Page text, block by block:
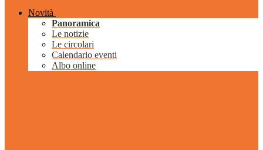
Novità
Panoramica
Le notizie
Le circolari
Calendario eventi
Albo online